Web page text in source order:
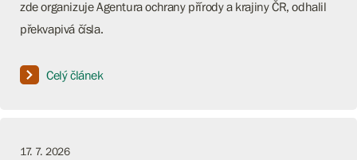
zde organizuje Agentura ochrany přírody a krajiny ČR, odhalil
překvapivá čísla.
Celý článek
17. 7. 2026